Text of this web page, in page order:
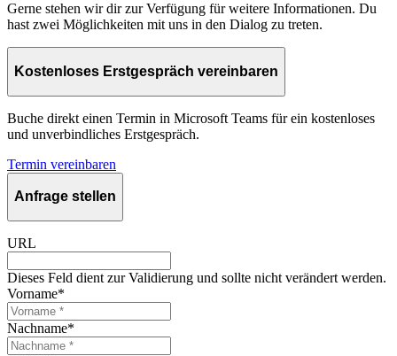
Gerne stehen wir dir zur Verfügung für weitere Informationen. Du
hast zwei Möglichkeiten mit uns in den Dialog zu treten.
Kostenloses Erstgespräch vereinbaren
Buche direkt einen Termin in Microsoft Teams für ein kostenloses
und unverbindliches Erstgespräch.
Termin vereinbaren
Anfrage stellen
URL
Dieses Feld dient zur Validierung und sollte nicht verändert werden.
Vorname*
Nachname*